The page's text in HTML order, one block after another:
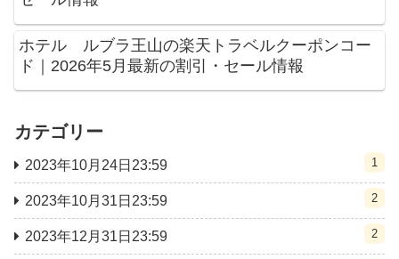
ホテル ルブラ王山の楽天トラベルクーポンコー
ド｜2026年5月最新の割引・セール情報
カテゴリー
2023年10月24日23:59 1
2023年10月31日23:59 2
2023年12月31日23:59 2